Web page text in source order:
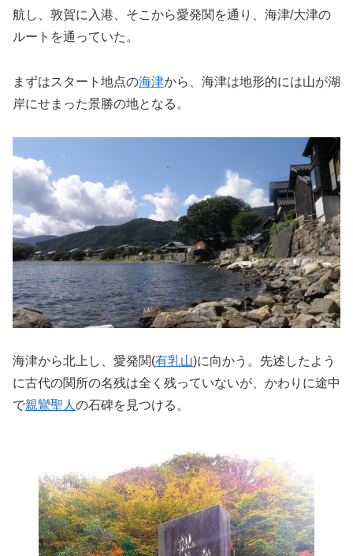
航し、敦賀に入港、そこから愛発関を通り、海津/大津の
ルートを通っていた。
まずはスタート地点の海津から、海津は地形的には山が湖
岸にせまった景勝の地となる。
海津から北上し、愛発関(有乳山)に向かう。先述したよう
に古代の関所の名残は全く残っていないが、かわりに途中
で親鸞聖人の石碑を見つける。